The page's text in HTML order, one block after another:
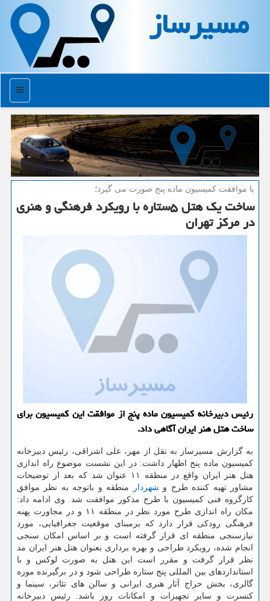
مسیرساز
منو
با موافقت كمیسیون ماده پنج صورت می گیرد؛
ساخت یك هتل ۵ستاره با رویكرد فرهنگی و هنری
در مركز تهران
رئیس دبیرخانه كمیسیون ماده پنج از موافقت این كمیسیون برای
ساخت هتل هنر ایران آگاهی داد.
به گزارش مسیرساز به نقل از مهر، علی اشراقی، رئیس دبیرخانه
کمیسیون ماده پنج اظهار داشت: در این نشست موضوع راه اندازی
هتل هنر ایران واقع در منطقه ۱۱ عنوان شد که بعد از توضیحات
مشاور تهیه کننده طرح و شهردار
منطقه و باتوجه به نظر موافق
کارگروه فنی کمیسیون با طرح مذکور موافقت شد. وی ادامه داد:
مکان راه اندازی طرح مورد نظر در منطقه ۱۱ و در مجاورت پهنه
فرهنگی رودکی قرار دارد که برمبنای موقعیت جغرافیایی، مورد
نیازسنجی منطقه ای قرار گرفته است و بر اساس امکان سنجی
انجام شده، رویکرد طراحی و بهره برداری بعنوان هتل هنر ایران مد
نظر قرار گرفت و مقرر است این هتل به صورت لوکس و با
استانداردهای بین المللی پنج ستاره طراحی شود و در برگیرنده موزه
گالری، بخش حراج آثار هنری ایرانی و سالن های تئاتر، سینما و
کنسرت و سایر تجهیزات و امکانات روز باشد. رئیس دبیرخانه